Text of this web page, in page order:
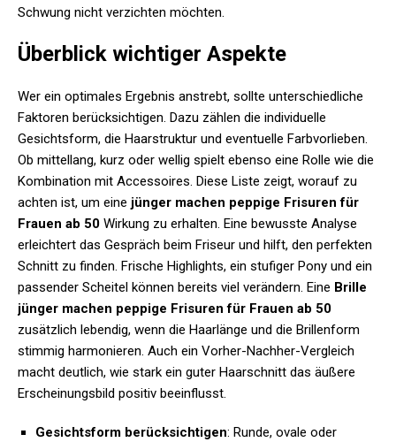
Schwung nicht verzichten möchten.
Überblick wichtiger Aspekte
Wer ein optimales Ergebnis anstrebt, sollte unterschiedliche
Faktoren berücksichtigen. Dazu zählen die individuelle
Gesichtsform, die Haarstruktur und eventuelle Farbvorlieben.
Ob mittellang, kurz oder wellig spielt ebenso eine Rolle wie die
Kombination mit Accessoires. Diese Liste zeigt, worauf zu
achten ist, um eine jünger machen peppige Frisuren für
Frauen ab 50 Wirkung zu erhalten. Eine bewusste Analyse
erleichtert das Gespräch beim Friseur und hilft, den perfekten
Schnitt zu finden. Frische Highlights, ein stufiger Pony und ein
passender Scheitel können bereits viel verändern. Eine Brille
jünger machen peppige Frisuren für Frauen ab 50
zusätzlich lebendig, wenn die Haarlänge und die Brillenform
stimmig harmonieren. Auch ein Vorher-Nachher-Vergleich
macht deutlich, wie stark ein guter Haarschnitt das äußere
Erscheinungsbild positiv beeinflusst.
Gesichtsform berücksichtigen: Runde, ovale oder